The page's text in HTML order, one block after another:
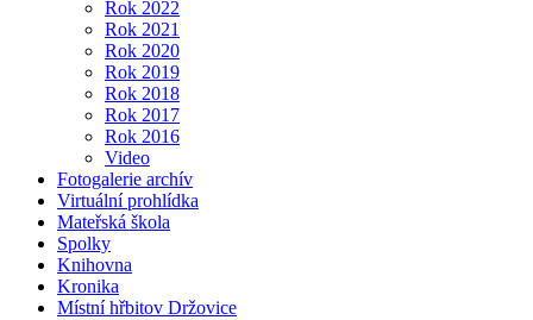
Rok 2022
Rok 2021
Rok 2020
Rok 2019
Rok 2018
Rok 2017
Rok 2016
Video
Fotogalerie archív
Virtuální prohlídka
Mateřská škola
Spolky
Knihovna
Kronika
Místní hřbitov Držovice